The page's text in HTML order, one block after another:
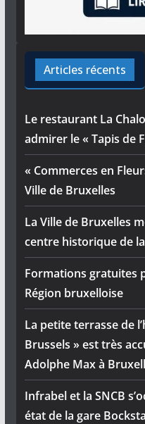
Articles récents
Le restaurant La
admirer le « Tapis de
« Commerces en
Ville de Bruxelles
La Ville de Bruxelles
centre historique de
Formations gratuites
Région bruxelloise
La petite terrasse de
Brussels » est très
Adolphe Max à
Infrabel et la SNCB
état de la gare